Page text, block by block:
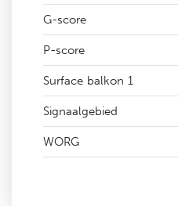
G-score
P-score
Surface balkon 1
Signaalgebied
WORG